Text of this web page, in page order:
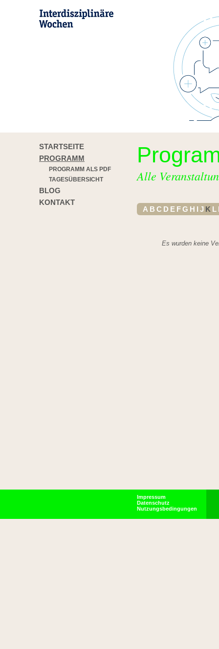
STARTSEITE
PROGRAMM
PROGRAMM ALS PDF
TAGESÜBERSICHT
BLOG
KONTAKT
Alle
A B C D E FG H I J K L
Es wurden keine
Impressum
Datenschutz
Nutzungsbedingungen